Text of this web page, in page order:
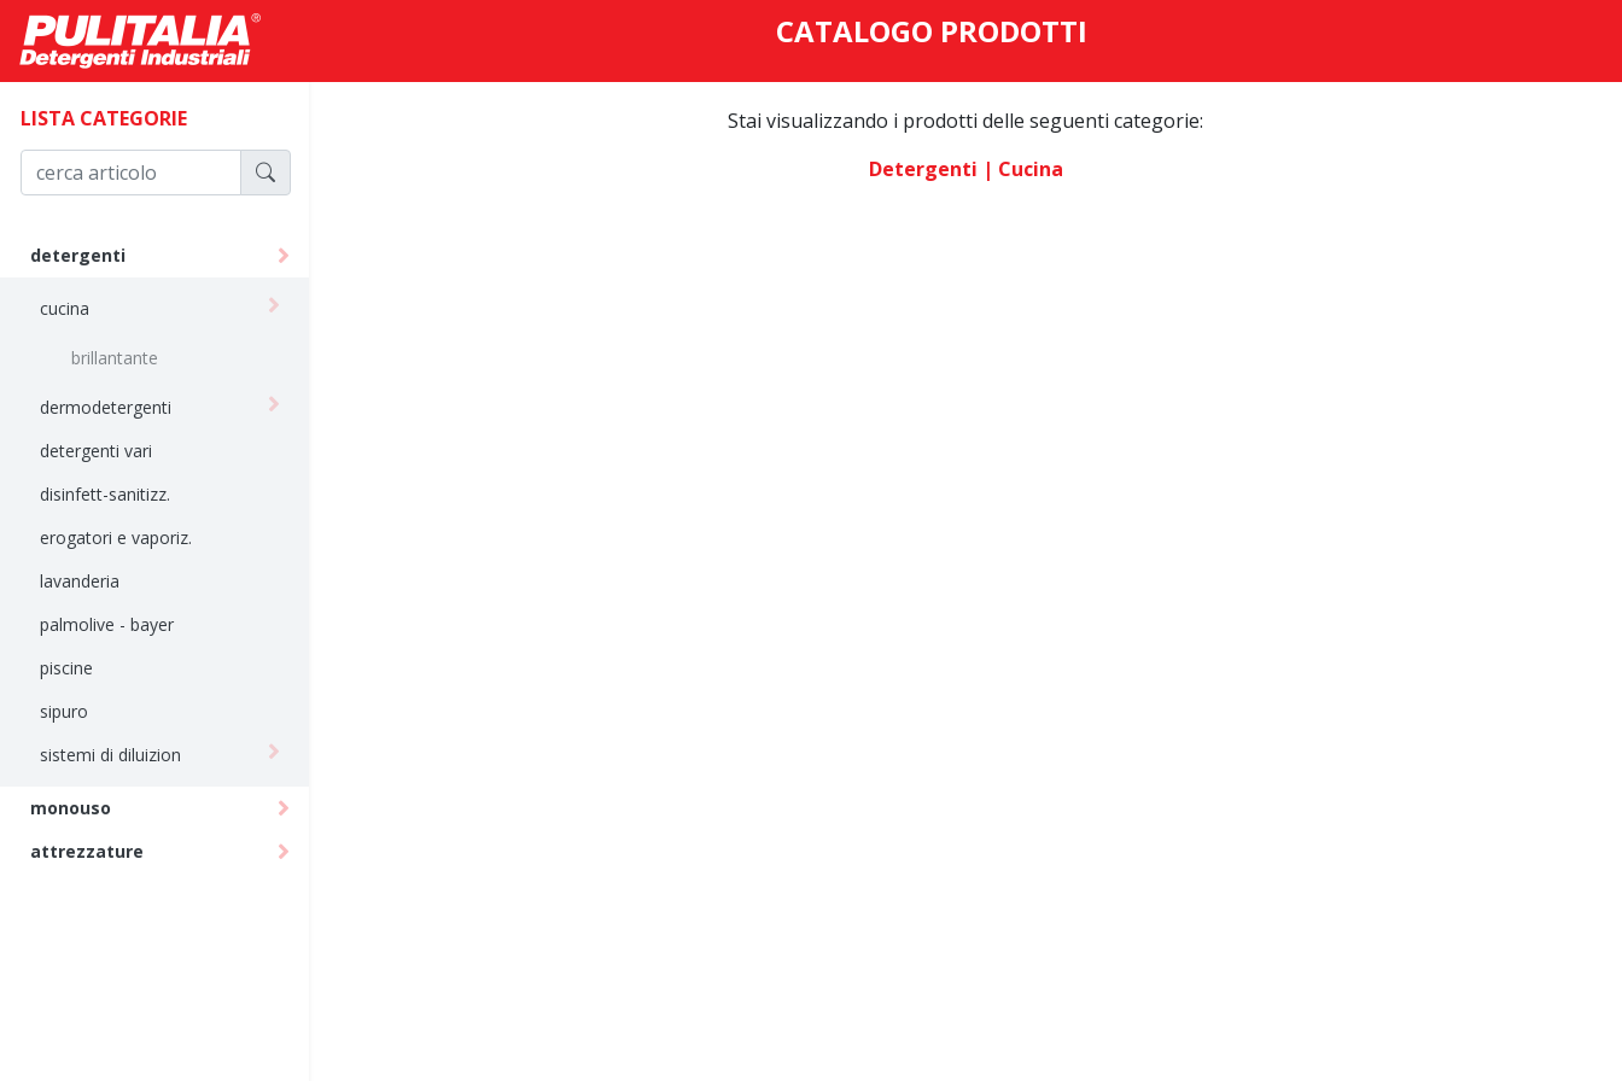
CATALOGO PRODOTTI
LISTA CATEGORIE
detergenti
cucina
brillantante
dermodetergenti
detergenti vari
disinfett-sanitizz.
erogatori e vaporiz.
lavanderia
palmolive - bayer
piscine
sipuro
sistemi di diluizion
monouso
attrezzature
Stai visualizzando i prodotti delle seguenti categorie:
Detergenti | Cucina